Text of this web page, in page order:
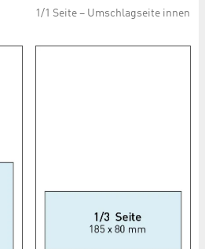
1/1 Seite – Umschlagseite innen